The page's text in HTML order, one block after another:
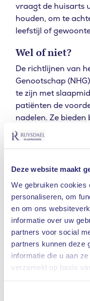
Deze website maakt
We gebruiken cookies
personaliseren, om
en om ons
informatie over uw
partners voor social
partners kunnen deze
informatie die u aan
verzameld op basis
Waar
vraagt de huisarts
houden, om te
leefstijl of
Wel of niet?
De richtlijnen van
Genootschap
te zijn met
patiënten de
nadelen. Ze
oplossing bij
‘Overweeg
met een oorzaak,
voor.’
Meestal krijgt u
voorgeschreven als
andere oplossing
leven ontregelen.
borstvoeding, lijdt
moeilijk, heeft u
waarschijnlijk